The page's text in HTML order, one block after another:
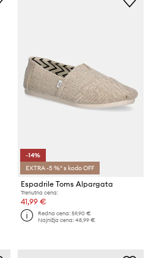
-14%
EXTRA -5 %* s kodo OFF
Espadrile Toms Alpargata
Trenutna cena:
41,99 €
Redna cena:59,90 €
Najnižja cena:48,99 €